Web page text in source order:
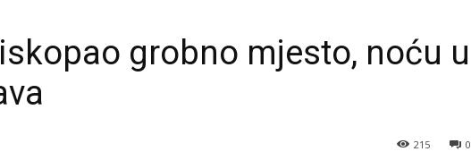
grobno mjesto, noću u
0
215